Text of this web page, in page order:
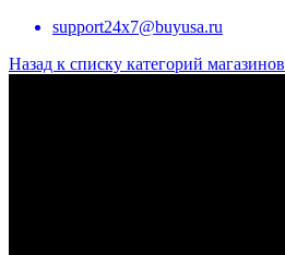
support24x7@buyusa.ru
Назад к списку категорий магазинов